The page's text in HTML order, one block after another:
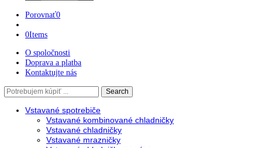
Gastrozóna
Porovnať
0Items
O spoločnosti
Doprava a platba
Kontaktujte nás
Search